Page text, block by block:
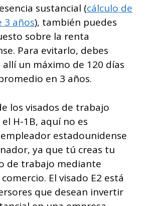
sustancial (cálculo de
3 años), también puedes
sobre la renta
Para evitarlo, debes
un máximo de 120 días
en 3 años.
los visados de trabajo
H-1B, aquí no es
estadounidense
ya que tú creas tu
de trabajo mediante
El visado E2 está
que desean invertir